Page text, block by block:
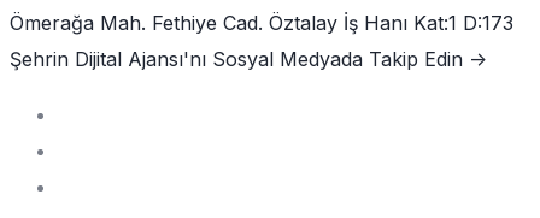
Ömerağa Mah. Fethiye Cad. Öztalay İş Hanı Kat:1 D:173
Şehrin Dijital Ajansı'nı Sosyal Medyada Takip Edin ->